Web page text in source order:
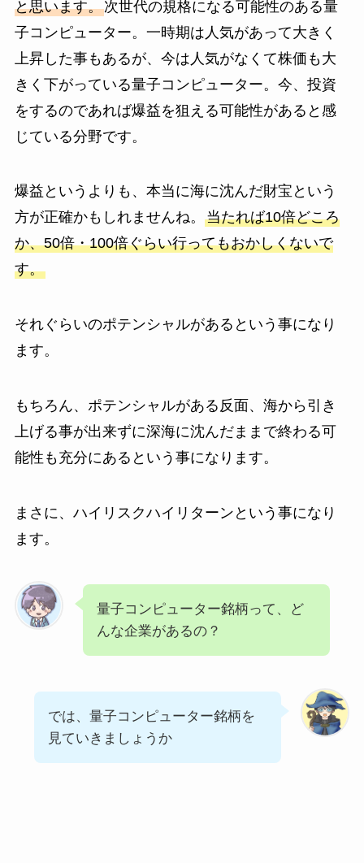
と思います。次世代の規格になる可能性のある量
子コンピューター。一時期は人気があって大きく
上昇した事もあるが、今は人気がなくて株価も大
きく下がっている量子コンピューター。今、投資
をするのであれば爆益を狙える可能性があると感
じている分野です。
爆益というよりも、本当に海に沈んだ財宝という
方が正確かもしれませんね。 当たれば10倍どころ
か、50倍・100倍ぐらい行ってもおかしくないで
す。
それぐらいのポテンシャルがあるという事になり
ます。
もちろん、ポテンシャルがある反面、海から引き
上げる事が出来ずに深海に沈んだままで終わる可
能性も充分にあるという事になります。
まさに、ハイリスクハイリターンという事になり
ます。
量子コンピューター銘柄って、ど
んな企業があるの？
では、量子コンピューター銘柄を
見ていきましょうか